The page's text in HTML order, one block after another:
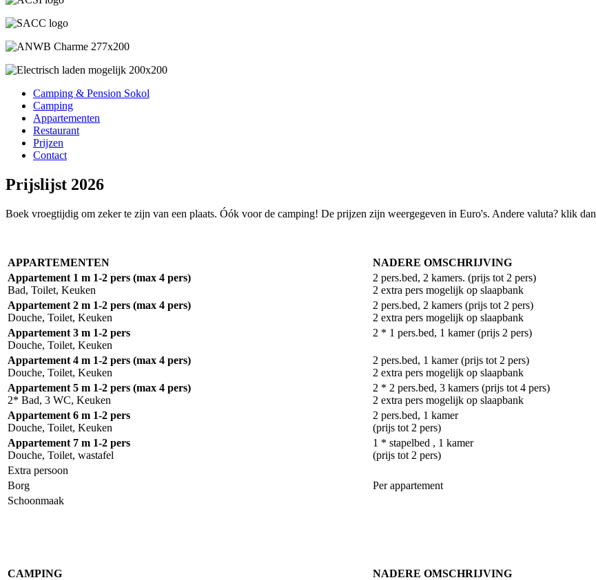
Camping & Pension Sokol
Camping
Appartementen
Restaurant
Prijzen
Contact
Prijslijst 2026
Boek vroegtijdig om zeker te zijn van een plaats. Óók voor de camping! De prijzen zijn weergegeven in Euro's. Andere valuta? klik dan
APPARTEMENTEN NADERE OMSCHRIJVING
Appartement 1 m 1-2 pers (max 4 pers)
Bad, Toilet, Keuken
2 pers.bed, 2 kamers. (prijs tot 2 pers)
2 extra pers mogelijk op slaapbank
Appartement 2 m 1-2 pers (max 4 pers)
Douche, Toilet, Keuken
2 pers.bed, 2 kamers (prijs tot 2 pers)
2 extra pers mogelijk op slaapbank
Appartement 3 m 1-2 pers
Douche, Toilet, Keuken
2 * 1 pers.bed, 1 kamer (prijs 2 pers)
Appartement 4 m 1-2 pers (max 4 pers)
Douche, Toilet, Keuken
2 pers.bed, 1 kamer (prijs tot 2 pers)
2 extra pers mogelijk op slaapbank
Appartement 5 m 1-2 pers (max 4 pers)
2* Bad, 3 WC, Keuken
2 * 2 pers.bed, 3 kamers (prijs tot 4 pers)
2 extra pers mogelijk op slaapbank
Appartement 6 m 1-2 pers
Douche, Toilet, Keuken
2 pers.bed, 1 kamer
(prijs tot 2 pers)
Appartement 7 m 1-2 pers
Douche, Toilet, wastafel
1 * stapelbed , 1 kamer
(prijs tot 2 pers)
Extra persoon
Borg
Per appartement
Schoonmaak
CAMPING NADERE OMSCHRIJVING